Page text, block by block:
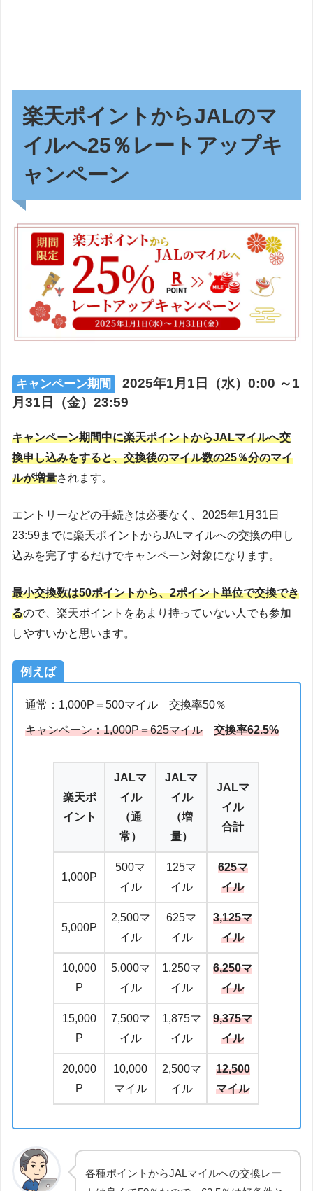
楽天ポイントからJALのマ
イルへ25％レートアップキ
ャンペーン
キャンペーン期間
2025年1月1日（水）0:00 ～1
月31日（金）23:59
キャンペーン期間中に楽天ポイントからJALマイルへ交
換申し込みをすると、交換後のマイル数の25％分のマイ
ルが増量されます。
エントリーなどの手続きは必要なく、2025年1月31日
23:59までに楽天ポイントからJALマイルへの交換の申し
込みを完了するだけでキャンペーン対象になります。
最小交換数は50ポイントから、2ポイント単位で交換でき
るので、楽天ポイントをあまり持っていない人でも参加
しやすいかと思います。
例えば
通常：1,000P＝500マイル 交換率50％
キャンペーン：1,000P＝625マイル 交換率62.5%
楽天ポ
イント
JALマ
イル
（通
常）
JALマ
イル
（増
量）
JALマ
イル
合計
1,000P
500マ
イル
125マ
イル
625マ
イル
5,000P
2,500マ
イル
625マ
イル
3,125マ
イル
10,000
P
5,000マ
イル
1,250マ
イル
6,250マ
イル
15,000
P
7,500マ
イル
1,875マ
イル
9,375マ
イル
20,000
P
10,000
マイル
2,500マ
イル
12,500
マイル
各種ポイントからJALマイルへの交換レー